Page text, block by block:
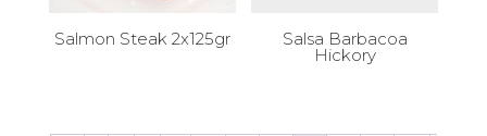
Salmon Steak 2x125gr Salsa Barbacoa
Hickory